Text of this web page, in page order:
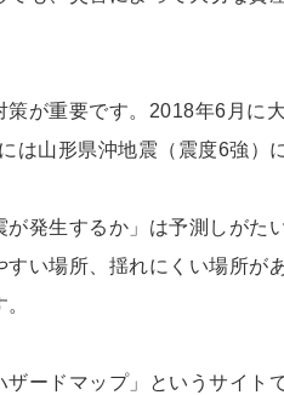
策が重要です。2018年6月に
は山形県沖地震（震度6強）
が発生するか」は予測しが
い場所、揺れにくい場所が
ザードマップ」というサイト